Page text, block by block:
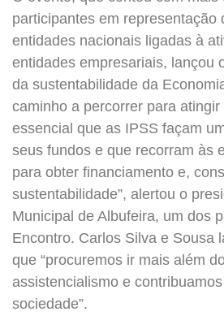
participantes em representação
entidades nacionais ligadas à
entidades empresariais, lançou
da sustentabilidade da
caminho a percorrer para atingir
essencial que as IPSS façam
seus fundos e que recorram às
para obter financiamento e,
sustentabilidade”, alertou o
Municipal de Albufeira, um dos
Encontro. Carlos Silva e Sousa
que “procuremos ir mais além
assistencialismo e
sociedade”.